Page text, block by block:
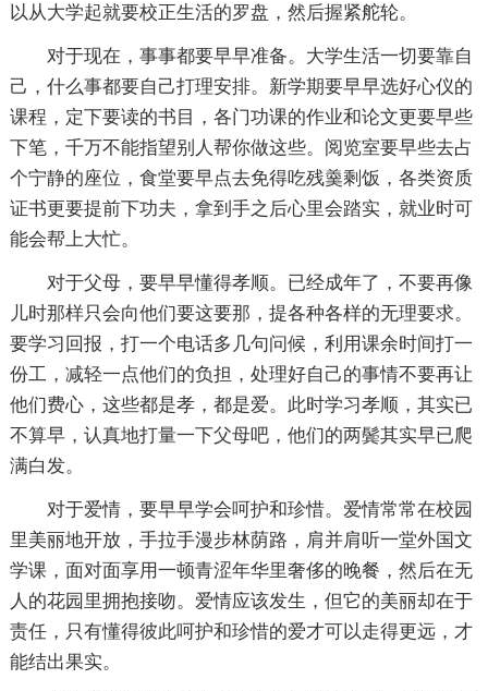
以从大学起就要校正生活的罗盘，然后握紧舵轮。
对于现在，事事都要早早准备。大学生活一切要靠自
己，什么事都要自己打理安排。新学期要早早选好心仪的
课程，定下要读的书目，各门功课的作业和论文更要早些
下笔，千万不能指望别人帮你做这些。阅览室要早些去占
个宁静的座位，食堂要早点去免得吃残羹剩饭，各类资质
证书更要提前下功夫，拿到手之后心里会踏实，就业时可
能会帮上大忙。
对于父母，要早早懂得孝顺。已经成年了，不要再像
儿时那样只会向他们要这要那，提各种各样的无理要求。
要学习回报，打一个电话多几句问候，利用课余时间打一
份工，减轻一点他们的负担，处理好自己的事情不要再让
他们费心，这些都是孝，都是爱。此时学习孝顺，其实已
不算早，认真地打量一下父母吧，他们的两鬓其实早已爬
满白发。
对于爱情，要早早学会呵护和珍惜。爱情常常在校园
里美丽地开放，手拉手漫步林荫路，肩并肩听一堂外国文
学课，面对面享用一顿青涩年华里奢侈的晚餐，然后在无
人的花园里拥抱接吻。爱情应该发生，但它的美丽却在于
责任，只有懂得彼此呵护和珍惜的爱才可以走得更远，才
能结出果实。